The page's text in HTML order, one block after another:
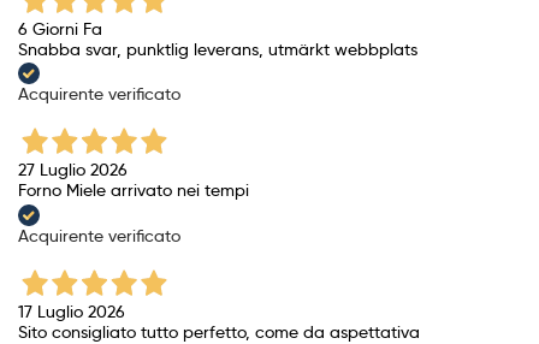
6 Giorni Fa
Snabba svar, punktlig leverans, utmärkt webbplats
Acquirente verificato
27 Luglio 2026
Forno Miele arrivato nei tempi
Acquirente verificato
17 Luglio 2026
Sito consigliato tutto perfetto, come da aspettativa